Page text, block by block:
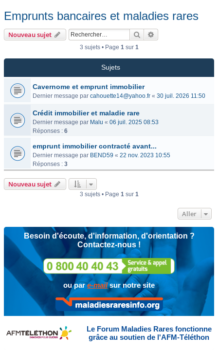
Emprunts bancaires et maladies rares
Nouveau sujet Rechercher
3 sujets • Page 1sur 1
Sujets
Cavernome et emprunt immobilier
Dernier message par cahouette14@yahoo.fr « 30 juil. 2026 11:50
Crédit immobilier et maladie rare
Dernier message par Malu « 06 juil. 2025 08:53
Réponses : 6
emprunt immobilier contracté avant...
Dernier message par BEND59 « 22 nov. 2023 10:55
Réponses : 3
Nouveau sujet
3 sujets • Page 1sur 1
Aller
Besoin d'écoute, d'information, d'orientation ?
Contactez-nous !
ou pare-mailsur notre site
Le Forum Maladies Rares fonctionne
grâce au soutien de l'AFM-Téléthon